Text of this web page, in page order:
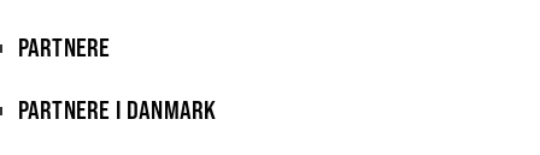
PARTNERE
PARTNERE I DANMARK